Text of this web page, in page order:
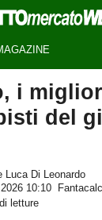
i
del
Luca Di Leonardo
10:10
letture